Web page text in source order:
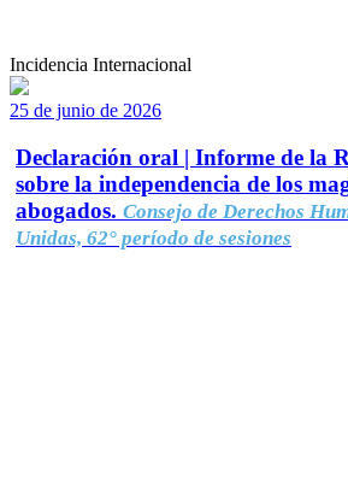
Incidencia Internacional
25 de junio de 2026
Declaración oral | Informe de la
sobre la independencia de los
abogados. Consejo de Derechos
Unidas, 62° período de sesiones